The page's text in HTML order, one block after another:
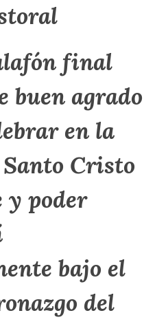
final
buen agrado
en la
Cristo
y poder
bajo el
del